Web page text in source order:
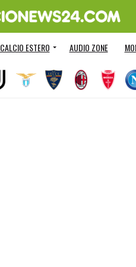
CALCIO ESTERO AUDIO ZONE